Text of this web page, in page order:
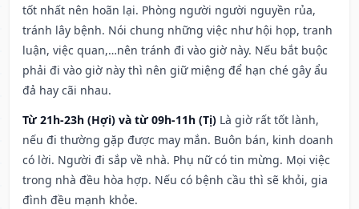
tốt nhất nên hoãn lại. Phòng người người nguyền rủa,
tránh lây bệnh. Nói chung những việc như hội họp, tranh
luận, việc quan,…nên tránh đi vào giờ này. Nếu bắt buộc
phải đi vào giờ này thì nên giữ miệng để hạn ché gây ẩu
đả hay cãi nhau.
Từ 21h-23h (Hợi) và từ 09h-11h (Tị) Là giờ rất tốt lành,
nếu đi thường gặp được may mắn. Buôn bán, kinh doanh
có lời. Người đi sắp về nhà. Phụ nữ có tin mừng. Mọi việc
trong nhà đều hòa hợp. Nếu có bệnh cầu thì sẽ khỏi, gia
đình đều mạnh khỏe.